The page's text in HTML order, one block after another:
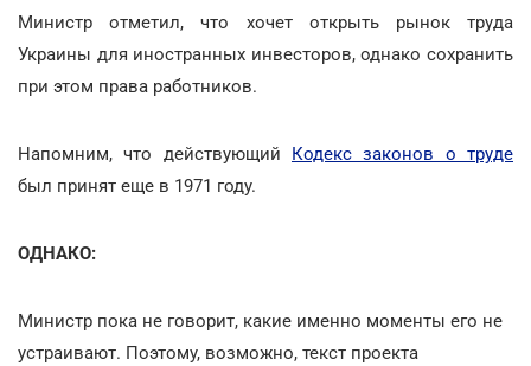
Министр отметил, что хочет открыть рынок труда
Украины для иностранных инвесторов, однако сохранить
при этом права работников.
Напомним, что действующий Кодекс законов о труде
был принят еще в 1971 году.
ОДНАКО:
Министр пока не говорит, какие именно моменты его не
устраивают. Поэтому, возможно, текст проекта